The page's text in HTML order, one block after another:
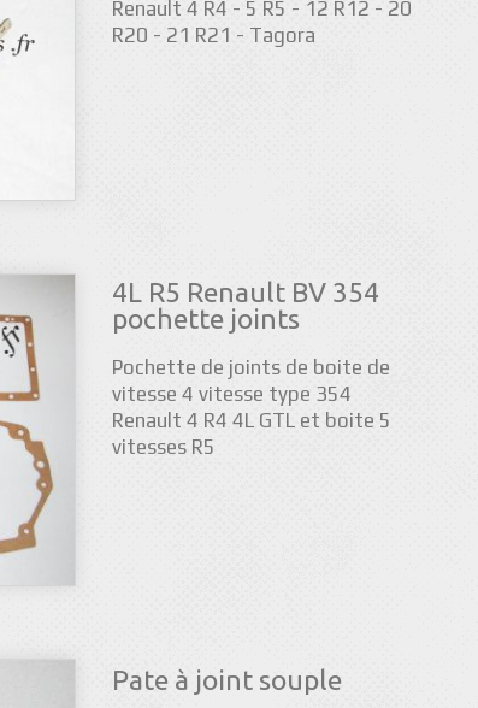
Renault 4 R4 - 5 R5 - 12 R12 - 20
R20 - 21 R21 - Tagora
4L R5 Renault BV 354
pochette joints
Pochette de joints de boite de
vitesse 4 vitesse type 354
Renault 4 R4 4L GTL et boite 5
vitesses R5
Pate à joint souple